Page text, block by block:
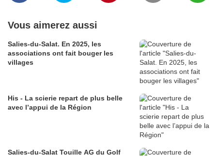
Vous aimerez aussi
Salies-du-Salat. En 2025, les
associations ont fait bouger les
villages
His - La scierie repart de plus belle
avec l’appui de la Région
Salies-du-Salat Touille AG du Golf